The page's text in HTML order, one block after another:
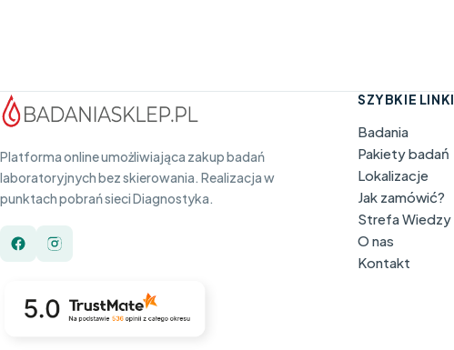
Platforma online umożliwiająca zakup badań
laboratoryjnych bez skierowania. Realizacja w
punktach pobrań sieci Diagnostyka.
SZYBKIE LINKI
Badania
Pakiety badań
Lokalizacje
Jak zamówić?
Strefa Wiedzy
O nas
Kontakt